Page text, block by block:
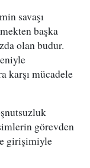
savaşı
başka
olan budur.
karşı mücadele
görevden
girişimiyle